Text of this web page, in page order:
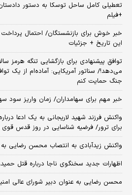
تعطیلی کامل ساحل توسکا به دستور
+فیلم
خبر خوش برای بازنشستگان/ احتمال
این تاریخ + جزئیات
می‌دهد!/ سناتور آمریکایی: آماده‌ام از یک
جنگ حمایت کنم
خبر مهم برای سهامداران/ زمان واریز
واکنش فرزند شهید لاریجانی به یک ادعا
برای ترور/ فرضیه شناسایی در روز قدس
واکنش زیدآبادی به انتصاب محسن رضایی
اظهارات جدید سخنگوی ناجا درباره قتل
محسن رضایی به عنوان دبیر شورای عالی